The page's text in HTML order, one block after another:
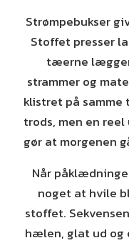
Strømpebukser
Stoffet presser
tæerne
strammer og
klistret på samme
trods, men en
gør at morgenen
Når
noget at hvile
stoffet.
hælen, glat ud og